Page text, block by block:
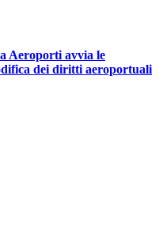
Aeroporti avvia le
dei diritti aeroportuali